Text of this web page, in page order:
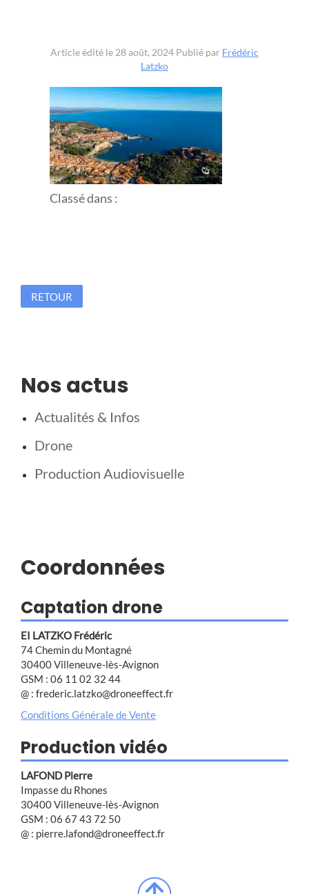
Article édité le 28 août, 2024 Publié par Frédéric
Latzko
Classé dans :
RETOUR
Nos actus
Actualités & Infos
Drone
Production Audiovisuelle
Coordonnées
Captation drone
EI LATZKO Frédéric
74 Chemin du Montagné
30400 Villeneuve-lès-Avignon
GSM : 06 11 02 32 44
@ : frederic.latzko@droneeffect.fr
Conditions Générale de Vente
Production vidéo
LAFOND Pierre
Impasse du Rhones
30400 Villeneuve-lès-Avignon
GSM : 06 67 43 72 50
@ : pierre.lafond@droneeffect.fr